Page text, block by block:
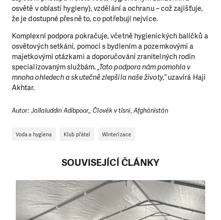
osvětě v oblasti hygieny), vzdělání a ochranu – což zajišťuje,
že je dostupné přesně to, co potřebují nejvíce.
Komplexní podpora pokračuje, včetně hygienických balíčků a
osvětových setkání, pomoci s bydlením a pozemkovými a
majetkovými otázkami a doporučování zranitelných rodin
specializovaným službám.„Tato podpora nám pomohla v
mnoha ohledech a skutečně zlepšila naše životy,“uzavírá Haji
Akhtar.
Autor: Jallaluddin Adibpoor,, Člověk v tísni, Afghánistán
Voda a hygiena Klub přátel Winterizace
SOUVISEJÍCÍ ČLÁNKY